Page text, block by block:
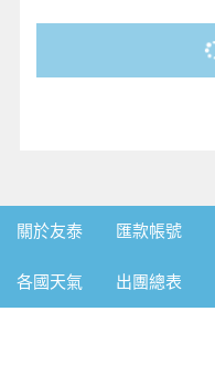
關於友泰 匯款帳號
各國天氣 出團總表